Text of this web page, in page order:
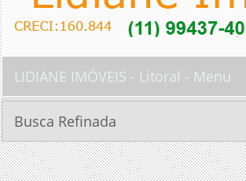
LIDIANE IMÓVEIS - Litoral - Menu
Busca Refinada